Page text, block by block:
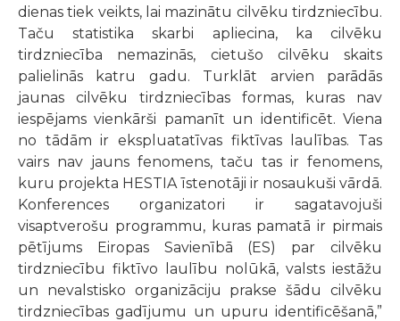
dienas tiek veikts, lai mazinātu cilvēku tirdzniecību.
Taču statistika skarbi apliecina, ka cilvēku
tirdzniecība nemazinās, cietušo cilvēku skaits
palielinās katru gadu. Turklāt arvien parādās
jaunas cilvēku tirdzniecības formas, kuras nav
iespējams vienkārši pamanīt un identificēt. Viena
no tādām ir ekspluatatīvas fiktīvas laulības. Tas
vairs nav jauns fenomens, taču tas ir fenomens,
kuru projekta HESTIA īstenotāji ir nosaukuši vārdā.
Konferences organizatori ir sagatavojuši
visaptverošu programmu, kuras pamatā ir pirmais
pētījums Eiropas Savienībā (ES) par cilvēku
tirdzniecību fiktīvo laulību nolūkā, valsts iestāžu
un nevalstisko organizāciju prakse šādu cilvēku
tirdzniecības gadījumu un upuru identificēšanā,”